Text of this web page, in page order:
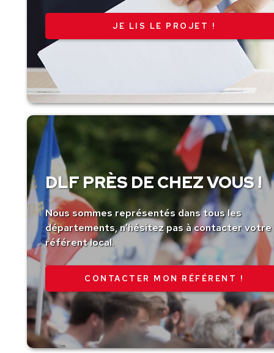
JE LIS LE PROJET !
DLF PRÈS DE CHEZ VOUS !
Nous sommes représentés dans tous les
départements, n’hésitez pas à contacter votre
référent local.
CONTACTER MON RÉFÉRENT !